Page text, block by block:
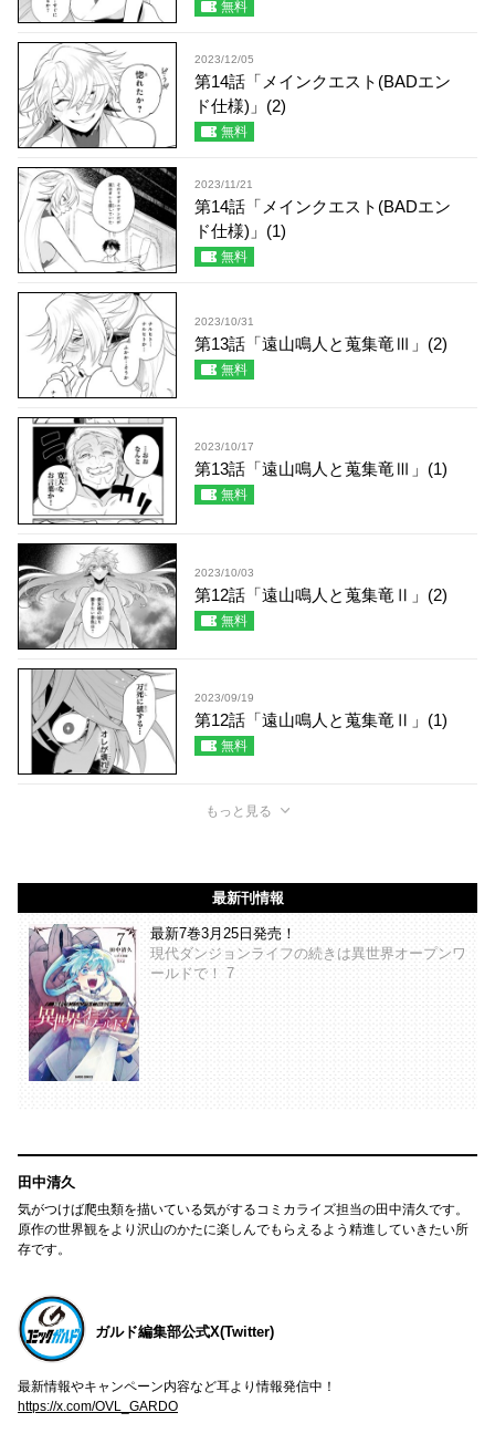
無料
2023/12/05
第14話「メインクエスト(BADエン
ド仕様)」(2)
無料
2023/11/21
第14話「メインクエスト(BADエン
ド仕様)」(1)
無料
2023/10/31
第13話「遠山鳴人と蒐集竜Ⅲ」(2)
無料
2023/10/17
第13話「遠山鳴人と蒐集竜Ⅲ」(1)
無料
2023/10/03
第12話「遠山鳴人と蒐集竜Ⅱ」(2)
無料
2023/09/19
第12話「遠山鳴人と蒐集竜Ⅱ」(1)
無料
もっと見る
最新刊情報
最新7巻3月25日発売！
現代ダンジョンライフの続きは異世界オープンワ
ールドで！ 7
田中清久
気がつけば爬虫類を描いている気がするコミカライズ担当の田中清久です。
原作の世界観をより沢山のかたに楽しんでもらえるよう精進していきたい所
存です。
ガルド編集部公式X(Twitter)
最新情報やキャンペーン内容など耳より情報発信中！
https://x.com/OVL_GARDO